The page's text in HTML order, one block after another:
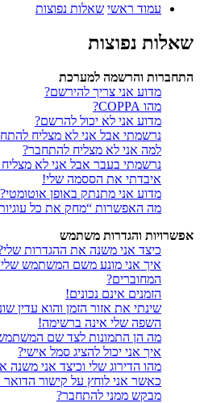
עמוד ראשי שאלות נפוצות
שאלות נפוצות
התחברות והרשמה למערכת
מדוע אני צריך להירשם?
מהו COPPA?
מדוע אני לא יכול להרשם?
נרשמתי אבל אני לא מצליח
למה אני לא מצליח להתחבר?
נרשמתי בעבר אבל אני לא
איבדתי את הססמה שלי!
מדוע אני מתנתק באופן אוטומטי?
מה האפשרות “מחק את כל
אפשרויות והגדרות משתמש
כיצד אני משנה את ההגדרות
איך אני מונע משם המשתמש
המחוברים?
הזמנים אינם נכונים!
שינתי את אזור הזמן והוא עדין
השפה שלי אינה ברשימה!
מה הן התמונות לצד שם
איך אני יכול להציג סמל אישי?
מהו הדירוג שלי וכיצד אני משנה
כאשר אני לוחץ על קישור
מבקש ממני להתחבר?